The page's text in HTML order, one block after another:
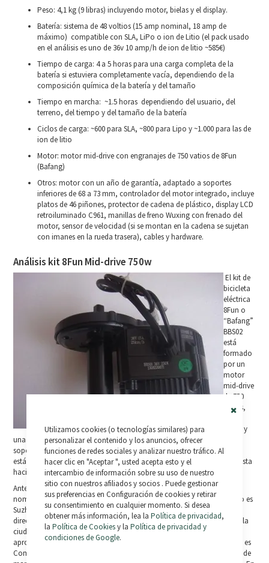
Cookie
Utilizamos cookies (o tecnologías similares) para
personalizar el contenido y los anuncios, ofrecer
funciones de redes sociales y analizar nuestro tráfico. Al
hacer clic en "Aceptar ", usted acepta esto y el
intercambio de información sobre su uso de nuestro
sitio con nuestros afiliados y socios . Puede gestionar
sus preferencias en Configuración de cookies y retirar
su consentimiento en cualquier momento. Si desea
obtener más información, lea la Política de privacidad,
la Política de Cookiesy la Política de privacidad y
condiciones de Google.
Peso: 4,1 kg (9 libras) incluyendo motor, bielas y el display.
Batería: sistema de 48 voltios (15 amp nominal, 18 amp de
máximo) compatible con SLA, LiPo o ion de Litio (el pack usado
en el análisis es uno de 36v 10 amp/h de ion de litio ~585€)
Tiempo de carga: 4 a 5 horas para una carga completa de la
batería si estuviera completamente vacía, dependiendo de la
composición química de la batería y del tamaño
Tiempo en marcha: ~1.5 horas dependiendo del usuario, del
terreno, del tiempo y del tamaño de la batería
Ciclos de carga: ~600 para SLA, ~800 para Lipo y ~1.000 para las de
ion de litio
Motor: motor mid-drive con engranajes de 750 vatios de 8Fun
(Bafang)
Otros: motor con un año de garantía, adaptado a soportes
inferiores de 68 a 73 mm, controlador del motor integrado, incluye
platos de 46 piñones, protector de cadena de plástico, display LCD
retroiluminado C961, manillas de freno Wuxing con frenado del
motor, sensor de velocidad (si se montan en la cadena se sujetan
con imanes en la rueda trasera), cables y hardware.
Análisis kit 8Fun Mid-drive 750w
El kit de
bicicleta
eléctrica
8Fun o
“Bafang”
BBS02
está
formado
por un
motor
mid-drive
de 750
vatios,
bielas y
una pantalla LCD con botones. Está diseñada para ser montada en el
soporte inferior de una bicicleta ( sustituyendo el plato y las bielas
estándar) y para mover la cadena para propulsar a la bicicleta y al ciclista
hacia adelante.
Antes de seguir con este tema, creo que hay que aclarar algo sobre el
nombre, ya que puede haber algo de confusión… El nombre completo es
Suzhou Bafang Diandonchi Gongsi y esto se traduce en Suzhou, 8
direcciones, compañía de motores eléctricos (Suzhou es el nombre de la
ciudad). Las “8 direcciones” hace referencia a “cada dirección”, lo que
aproximadamente equivale a “Motor Universal”, por lo que todo junto es
Compañía de motores Universal Ciudad de Suzhou. Su departamento de